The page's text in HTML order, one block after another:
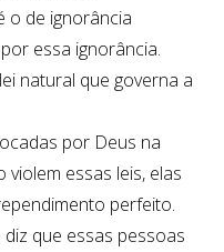
o de ignorância
essa ignorância.
natural que governa a
por Deus na
violem essas leis, elas
perfeito.
diz que essas pessoas